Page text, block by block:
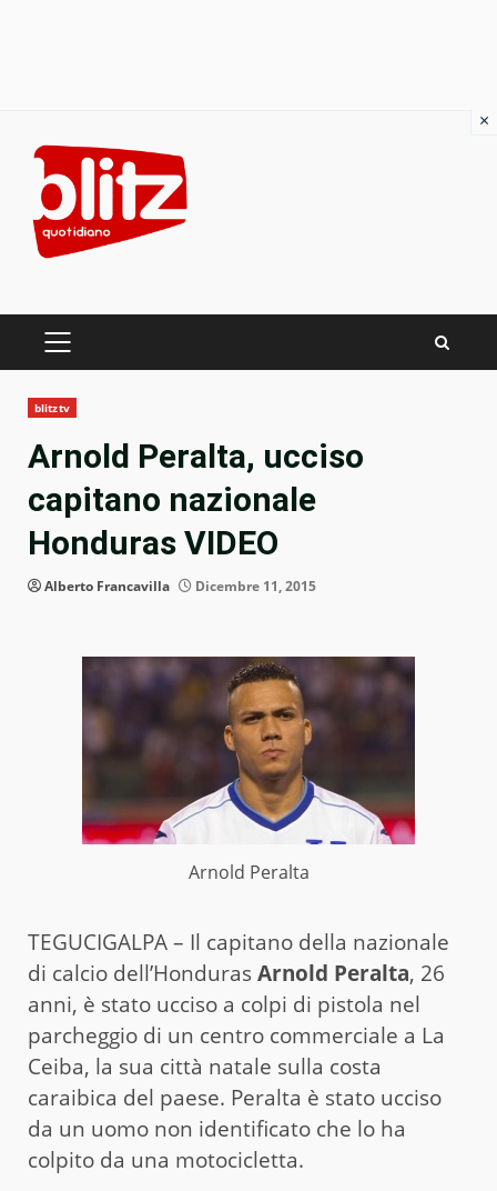
content
PRIMARY
blitztv
Arnold Peralta, ucciso
capitano nazionale
Honduras VIDEO
Alberto Francavilla Dicembre 11, 2015
Arnold Peralta
TEGUCIGALPA – Il capitano della nazionale
di calcio dell’HondurasArnold Peralta, 26
anni, è stato ucciso a colpi di pistola nel
parcheggio di un centro commerciale a La
Ceiba, la sua città natale sulla costa
caraibica del paese. Peralta è stato ucciso
da un uomo non identificato che lo ha
colpito da una motocicletta.
×